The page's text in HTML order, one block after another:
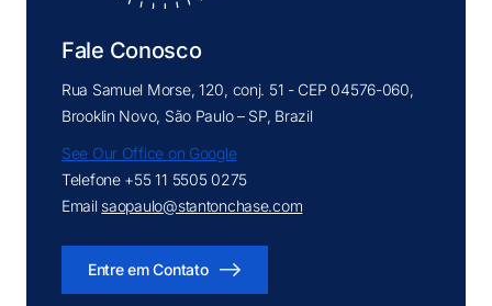
Fale Conosco
Rua Samuel Morse, 120, conj. 51 - CEP 04576-060,
Brooklin Novo, São Paulo – SP, Brazil
See Our Office on Google
Telefone +55 11 5505 0275
Email saopaulo@stantonchase.com
Entre em Contato